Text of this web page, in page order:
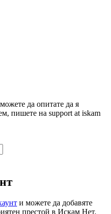
да опитате да я
пишете на support at iskam
и можете да добавяте
престой в Искам Нет.